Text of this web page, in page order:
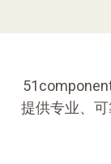
提供专业、